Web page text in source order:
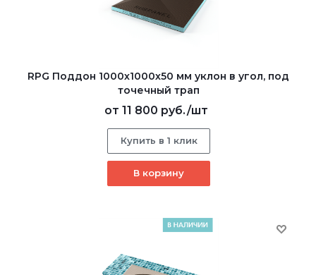
RPG Поддон 1000х1000х50 мм уклон в угол, под
точечный трап
от 11 800 руб./шт
Купить в 1 клик
В корзину